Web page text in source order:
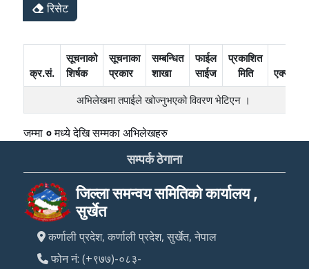
रिसेट
क्र.सं.
सूचनाको
शिर्षक
सूचनाका
प्रकार
सम्बन्धित
शाखा
फाईल
साईज
प्रकाशित
मिति
एक्सन
अभिलेखमा तपाईले खोज्‍नुभएको विवरण भेटिएन ।
जम्मा ०मध्येदेखिसम्मका अभिलेखहरु
सम्पर्क ठेगाना
जिल्ला समन्वय समितिको कार्यालय ,
सुर्खेत
कर्णाली प्रदेश, कर्णाली प्रदेश, सुर्खेत, नेपाल
फोन नं: (+९७७)-०८३-